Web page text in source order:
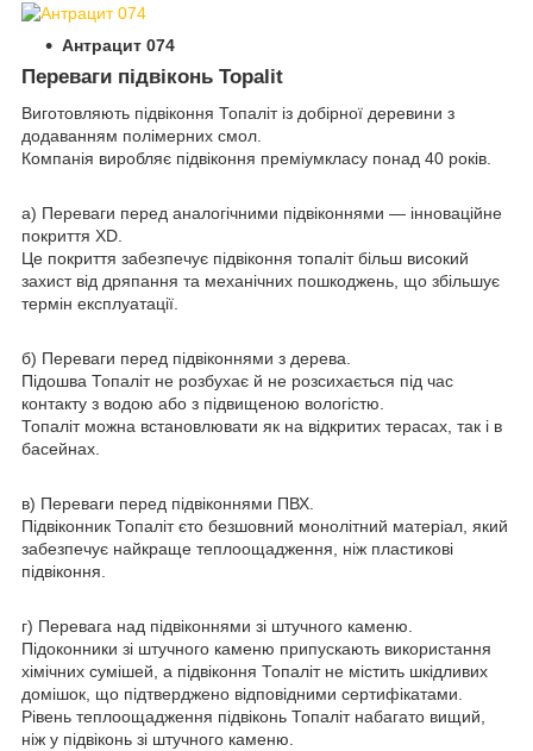
Антрацит 074
Переваги підвіконь Topalit
Виготовляють підвіконня Топаліт із добірної деревини з
додаванням полімерних смол.
Компанія виробляє підвіконня преміумкласу понад 40 років.
а) Переваги перед аналогічними підвіконнями — інноваційне
покриття XD.
Це покриття забезпечує підвіконня топаліт більш високий
захист від дряпання та механічних пошкоджень, що збільшує
термін експлуатації.
б) Переваги перед підвіконнями з дерева.
Підошва Топаліт не розбухає й не розсихається під час
контакту з водою або з підвищеною вологістю.
Топаліт можна встановлювати як на відкритих терасах, так і в
басейнах.
в) Переваги перед підвіконнями ПВХ.
Підвіконник Топаліт єто безшовний монолітний матеріал, який
забезпечує найкраще теплоощадження, ніж пластикові
підвіконня.
г) Перевага над підвіконнями зі штучного каменю.
Підоконники зі штучного каменю припускають використання
хімічних сумішей, а підвіконня Топаліт не містить шкідливих
домішок, що підтверджено відповідними сертифікатами.
Рівень теплоощадження підвіконь Топаліт набагато вищий,
ніж у підвіконь зі штучного каменю.